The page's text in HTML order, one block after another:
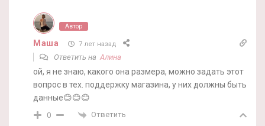
Автор
Маша 7 лет назад
Ответить наАлина
ой, я не знаю, какого она размера, можно задать этот
вопрос в тех. поддержку магазина, у них должны быть
данные😊😊😊
0 Ответить